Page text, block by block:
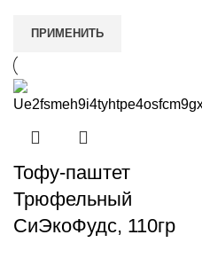
ПРИМЕНИТЬ
Тофу-паштет
Трюфельный
СиЭкоФудс, 110гр